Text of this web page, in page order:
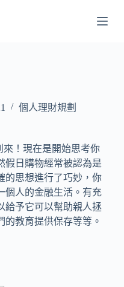
個人理財規劃
來！現在是開始思考你
假日購物經常被認為是
的思想進行了巧妙，你
個人的金融生活。有充
給予它可以幫助親人拯
教育提供保存等等。